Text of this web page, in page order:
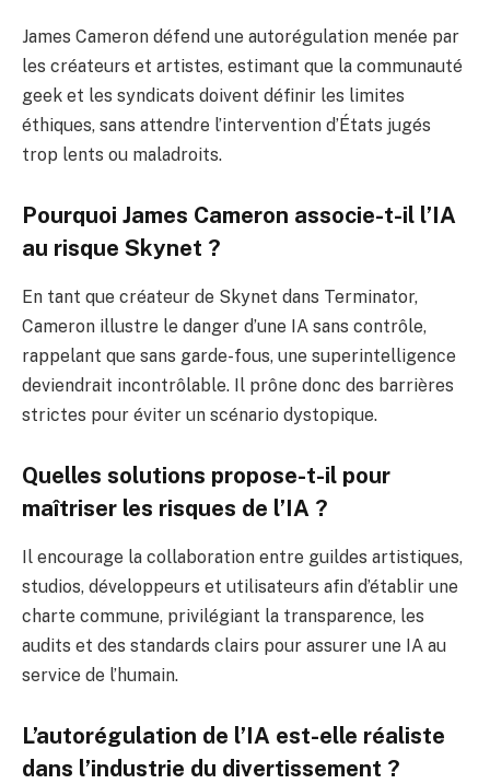
James Cameron défend une autorégulation menée par
les créateurs et artistes, estimant que la communauté
geek et les syndicats doivent définir les limites
éthiques, sans attendre l’intervention d’États jugés
trop lents ou maladroits.
Pourquoi James Cameron associe-t-il l’IA
au risque Skynet ?
En tant que créateur de Skynet dans Terminator,
Cameron illustre le danger d’une IA sans contrôle,
rappelant que sans garde-fous, une superintelligence
deviendrait incontrôlable. Il prône donc des barrières
strictes pour éviter un scénario dystopique.
Quelles solutions propose-t-il pour
maîtriser les risques de l’IA ?
Il encourage la collaboration entre guildes artistiques,
studios, développeurs et utilisateurs afin d’établir une
charte commune, privilégiant la transparence, les
audits et des standards clairs pour assurer une IA au
service de l’humain.
L’autorégulation de l’IA est-elle réaliste
dans l’industrie du divertissement ?